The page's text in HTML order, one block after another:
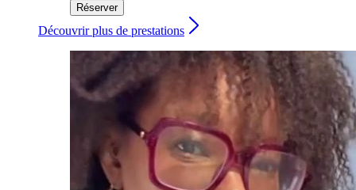
Réserver
Découvrir plus de prestations